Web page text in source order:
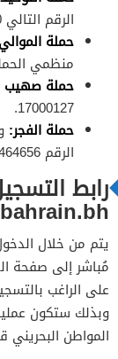
الرقم التالي 17728030.
حملة
منظمي الحملة
حملة صهيب
17000127.
حملة الفجر:
الرقم 39464656.
رابط
يتم من خلال
مُباشر إلى صفحة
على الراغب
وبذلك ستكون
المواطن البحريني